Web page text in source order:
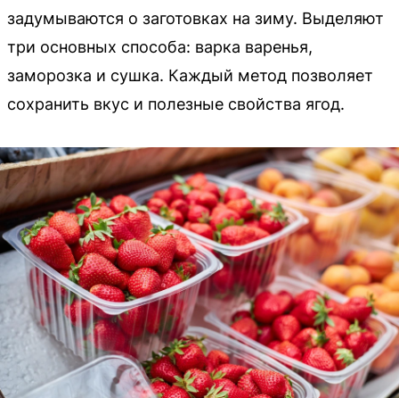
задумываются о заготовках на зиму. Выделяют
три основных способа: варка варенья,
заморозка и сушка. Каждый метод позволяет
сохранить вкус и полезные свойства ягод.